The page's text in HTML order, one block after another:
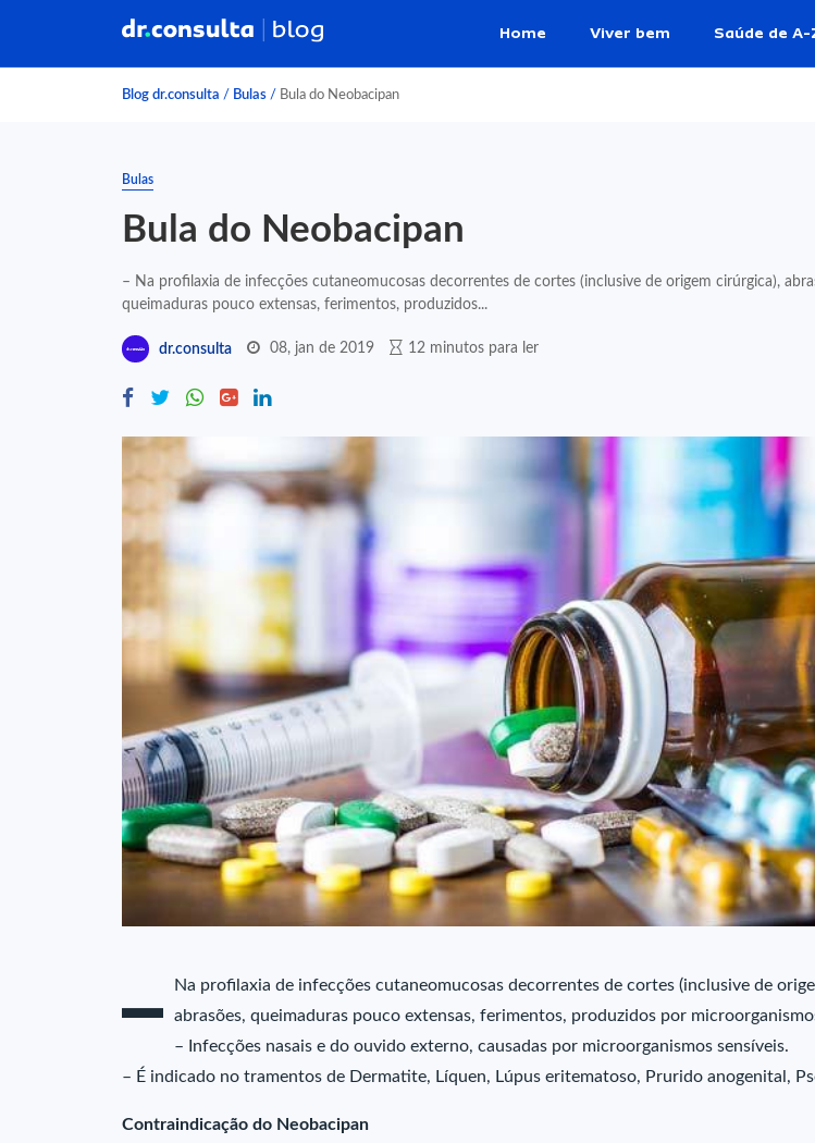
Home Viver bem Saúde de A-
Blog dr.consulta / Bulas / Bula do Neobacipan
Bulas
Bula do Neobacipan
– Na profilaxia de infecções cutaneomucosas decorrentes de cortes (inclusive de origem cirúrgica),
queimaduras pouco extensas, ferimentos, produzidos...
dr.consulta 08, jan de 2019 12 minutos para ler
–
Na profilaxia de infecções cutaneomucosas decorrentes de cortes (inclusive de
abrasões, queimaduras pouco extensas, ferimentos, produzidos por
– Infecções nasais e do ouvido externo, causadas por microorganismos sensíveis.
– É indicado no tramentos de Dermatite, Líquen, Lúpus eritematoso, Prurido anogenital,
Contraindicação do Neobacipan